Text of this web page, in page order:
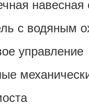
с водяным
управление